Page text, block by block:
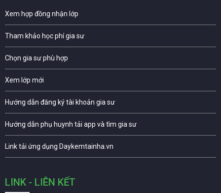
Xem hợp đồng nhận lớp
Tham khảo học phí gia sư
Chọn gia sư phù hợp
Xem lớp mới
Hướng dẫn đăng ký tài khoản gia sư
Hướng dẫn phụ huynh tải app và tìm gia sư
Link tải ứng dụng Daykemtainha.vn
LINK - LIÊN KẾT